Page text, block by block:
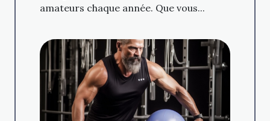
amateurs chaque année. Que vous...